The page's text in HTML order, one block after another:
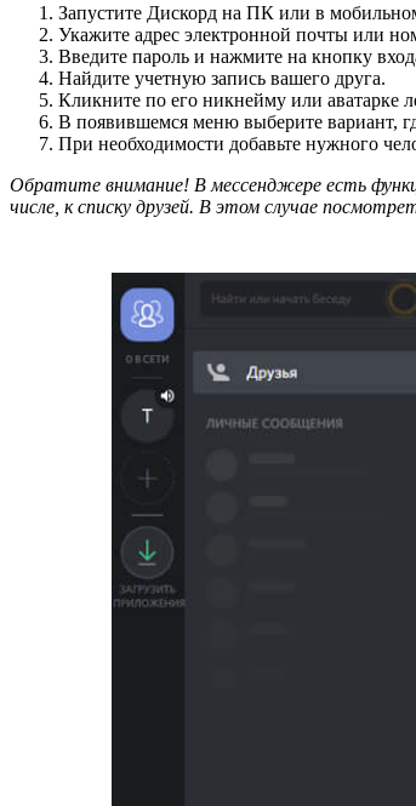
Запустите Дискорд на ПК или в
Укажите адрес электронной почты или
Введите пароль и нажмите на кнопку
Найдите учетную запись вашего друга.
Кликните по его никнейму или аватарке
В появившемся меню выберите вариант,
При необходимости добавьте нужного
Обратите внимание! В мессенджере есть
числе, к списку друзей. В этом случае